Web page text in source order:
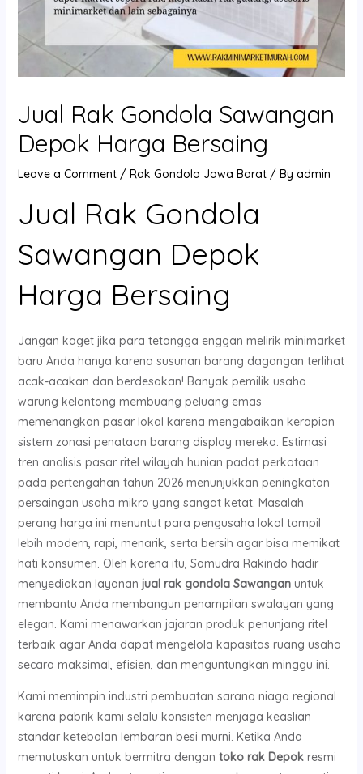
Jual Rak Gondola Sawangan
Depok Harga Bersaing
Leave a Comment / Rak Gondola Jawa Barat/ By admin
Jual Rak Gondola
Sawangan Depok
Harga Bersaing
Jangan kaget jika para tetangga enggan melirik minimarket
baru Anda hanya karena susunan barang dagangan terlihat
acak-acakan dan berdesakan! Banyak pemilik usaha
warung kelontong membuang peluang emas
memenangkan pasar lokal karena mengabaikan kerapian
sistem zonasi penataan barang display mereka. Estimasi
tren analisis pasar ritel wilayah hunian padat perkotaan
pada pertengahan tahun 2026 menunjukkan peningkatan
persaingan usaha mikro yang sangat ketat. Masalah
perang harga ini menuntut para pengusaha lokal tampil
lebih modern, rapi, menarik, serta bersih agar bisa memikat
hati konsumen. Oleh karena itu, Samudra Rakindo hadir
menyediakan layanan jual rak gondola Sawanganuntuk
membantu Anda membangun penampilan swalayan yang
elegan. Kami menawarkan jajaran produk penunjang ritel
terbaik agar Anda dapat mengelola kapasitas ruang usaha
secara maksimal, efisien, dan menguntungkan minggu ini.
Kami memimpin industri pembuatan sarana niaga regional
karena pabrik kami selalu konsisten menjaga keaslian
standar ketebalan lembaran besi murni. Ketika Anda
memutuskan untuk bermitra dengan toko rak Depokresmi